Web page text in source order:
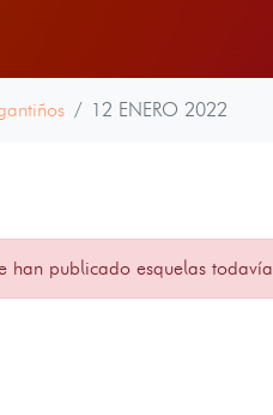
12 ENERO 2022
han publicado esquelas todavía